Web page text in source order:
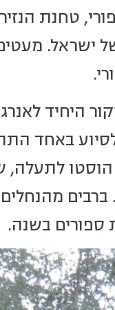
טחנת
ישראל.
היחיד
באחד
הוסטו
ספורים בשנה.